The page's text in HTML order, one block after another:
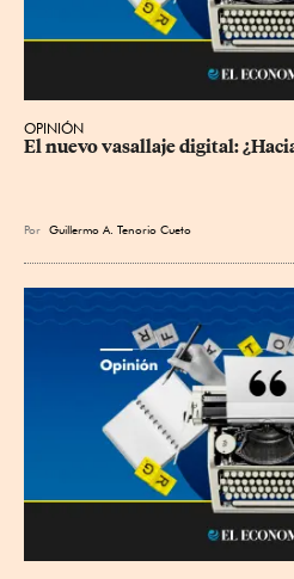
OPINIÓN
El nuevo vasallaje digital:
Por Guillermo A. Tenorio Cueto